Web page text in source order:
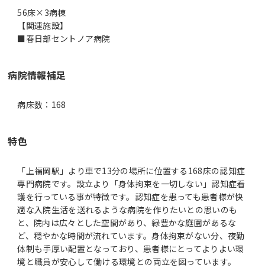
56床×3病棟
【関連施設】
■春日部セントノア病院
病院情報補足
病床数：168
特色
「上福岡駅」より車で13分の場所に位置する168床の認知症
專門病院です。設立より「身体拘束を一切しない」認知症看
護を行っている事が特徴です。認知症を患っても患者様が快
適な入院生活を送れるような病院を作りたいとの思いのも
と、院内は広々とした空間があり、緑豊かな庭園があるな
ど、穏やかな時間が流れています。身体拘束がない分、夜勤
体制も手厚い配置となっており、患者様にとってよりよい環
境と職員が安心して働ける環境との両立を図っています。